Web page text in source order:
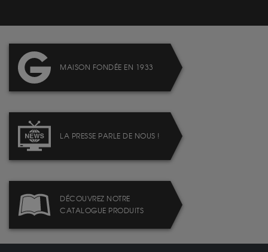
MAISON FONDÉE EN 1933
LA PRESSE PARLE DE NOUS !
DÉCOUVREZ NOTRE
CATALOGUE PRODUITS